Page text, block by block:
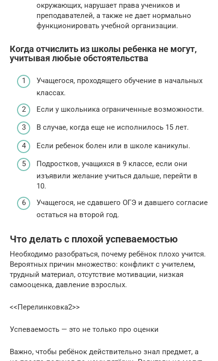
окружающих, нарушает права учеников и
преподавателей, а также не дает нормально
функционировать учебной организации.
Когда отчислить из школы ребенка не могут,
учитывая любые обстоятельства
Учащегося, проходящего обучение в начальных
классах.
Если у школьника ограниченные возможности.
В случае, когда еще не исполнилось 15 лет.
Если ребенок болен или в школе каникулы.
Подростков, учащихся в 9 классе, если они
изъявили желание учиться дальше, перейти в
10.
Учащегося, не сдавшего ОГЭ и давшего согласие
остаться на второй год.
Что делать с плохой успеваемостью
Необходимо разобраться, почему ребёнок плохо учится.
Вероятных причин множество: конфликт с учителем,
трудный материал, отсутствие мотивации, низкая
самооценка, давление взрослых.
<<Перелинковка2>> ‍
‍Успеваемость — это не только про оценки
Важно, чтобы ребёнок действительно знал предмет, а